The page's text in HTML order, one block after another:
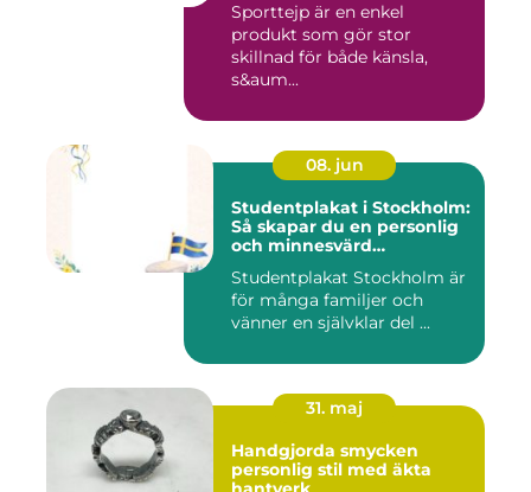
Sporttejp är en enkel
produkt som gör stor
skillnad för både känsla,
s&aum...
08. jun
Studentplakat i Stockholm:
Så skapar du en personlig
och minnesvärd
Studentplakat Stockholm är
för många familjer och
vänner en självklar del ...
31. maj
Handgjorda smycken
personlig stil med äkta